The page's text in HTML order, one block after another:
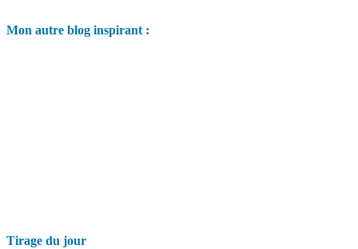
Mon autre blog inspirant :
Tirage du jour